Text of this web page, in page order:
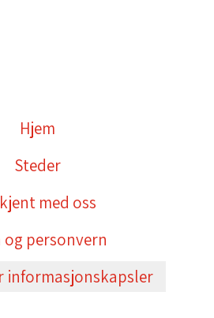
Hjem
Steder
med oss
og personvern
informasjonskapsler